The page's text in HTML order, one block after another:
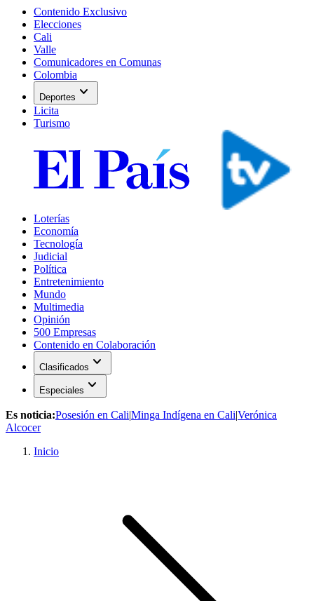
Contenido Exclusivo
Elecciones
Cali
Valle
Comunicadores en Comunas
Colombia
Deportes expand_more
Licita
Turismo
Loterías
Economía
Tecnología
Judicial
Política
Entretenimiento
Mundo
Multimedia
Opinión
500 Empresas
Contenido en Colaboración
Clasificados expand_more
Especiales expand_more
Es noticia:Posesión en Cali|Minga Indígena en Cali|Verónica
Alcocer
Inicio